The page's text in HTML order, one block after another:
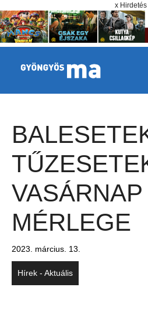
x Hirdetés
VASÁRNAP
MÉRLEGE
2023. március. 13.
Hírek - Aktuális